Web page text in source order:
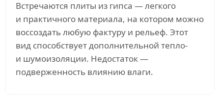
Встречаются плиты из гипса — легкого
и практичного материала, на котором можно
воссоздать любую фактуру и рельеф. Этот
вид способствует дополнительной тепло-
и шумоизоляции. Недостаток —
подверженность влиянию влаги.